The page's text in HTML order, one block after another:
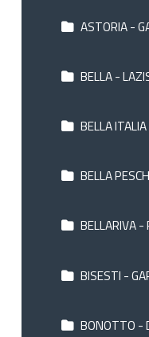
ASTORIA -
BELLA -
BELLA
BELLA
BELLARIVA -
BISESTI -
BONOTTO -